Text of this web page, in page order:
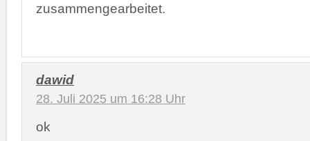
zusammengearbeitet.
dawid
28. Juli 2025 um 16:28 Uhr
ok